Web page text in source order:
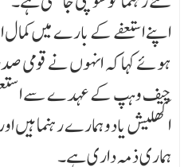
اپنے استعفے کے بارے میں
ہوئے کہا کہ انہوں نے قومی
چیف وہپ کے عہدے سے
اکھلیش یادو ہمارے رہنما ہیں
ہماری ذمہ داری ہے۔